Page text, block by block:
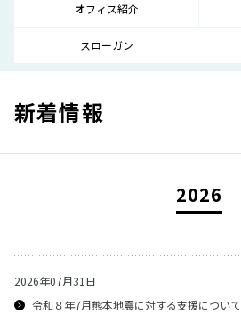
オフィス紹介
スローガン
新着情報
2026
2026年07月31日
令和８年7月熊本地震に対する支援について